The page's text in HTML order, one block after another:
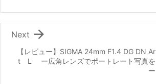
【レビュー】SIGMA 24mm F1.4 DG DN Ar
t L ー広角レンズでポートレート写真を
ー

Next